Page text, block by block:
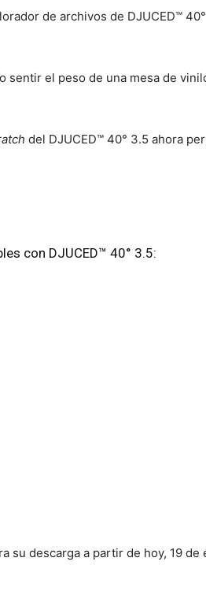
de archivos de DJUCED™
el peso de una mesa de
del DJUCED™ 40° 3.5 ahora
con DJUCED™ 40° 3.5:
su descarga a partir de hoy, 19 de